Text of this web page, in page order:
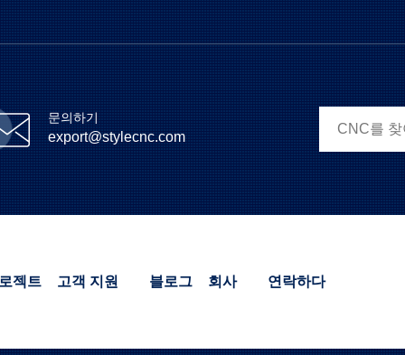
문의하기
export@stylecnc.com
젝트 고객 지원 블로그 회사 연락하다